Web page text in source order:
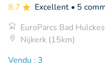
8.7 Excellent • 5
EuroParcs Bad
Nijkerk (15km)
Vendu : 3